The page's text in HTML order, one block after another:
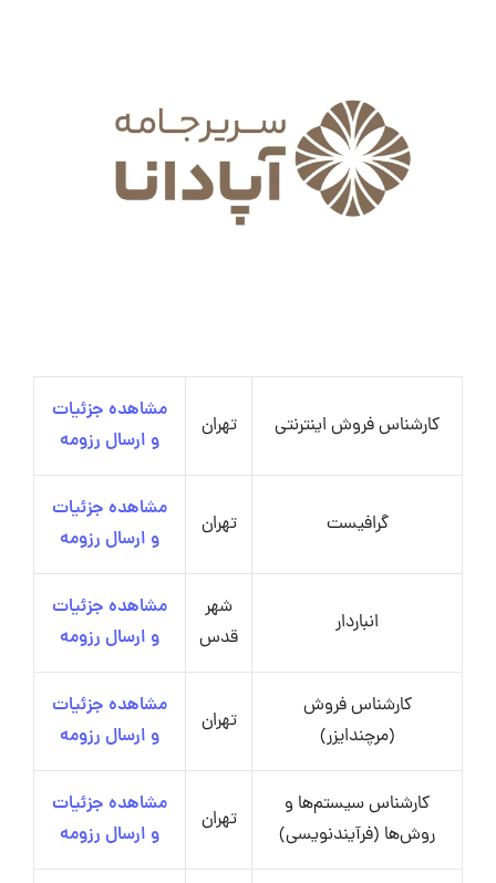
کارشناس فروش اینترنتی تهران
مشاهده جزئیات
و ارسال رزومه
گرافیست تهران
مشاهده جزئیات
و ارسال رزومه
انباردار
شهر
قدس
مشاهده جزئیات
و ارسال رزومه
کارشناس فروش
(مرچندایزر)
تهران
مشاهده جزئیات
و ارسال رزومه
کارشناس سیستم‌ها و
روش‌ها (فرآیندنویسی)
تهران
مشاهده جزئیات
و ارسال رزومه